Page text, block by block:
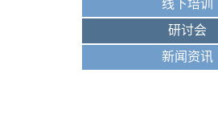
线下培训
研讨会
新闻资讯